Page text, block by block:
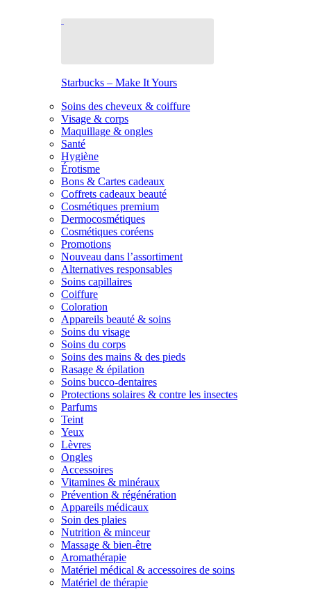
Starbucks – Make It Yours
Soins des cheveux & coiffure
Visage & corps
Maquillage & ongles
Santé
Hygiène
Érotisme
Bons & Cartes cadeaux
Coffrets cadeaux beauté
Cosmétiques premium
Dermocosmétiques
Cosmétiques coréens
Promotions
Nouveau dans l’assortiment
Alternatives responsables
Soins capillaires
Coiffure
Coloration
Appareils beauté & soins
Soins du visage
Soins du corps
Soins des mains & des pieds
Rasage & épilation
Soins bucco-dentaires
Protections solaires & contre les insectes
Parfums
Teint
Yeux
Lèvres
Ongles
Accessoires
Vitamines & minéraux
Prévention & régénération
Appareils médicaux
Soin des plaies
Nutrition & minceur
Massage & bien-être
Aromathérapie
Matériel médical & accessoires de soins
Matériel de thérapie